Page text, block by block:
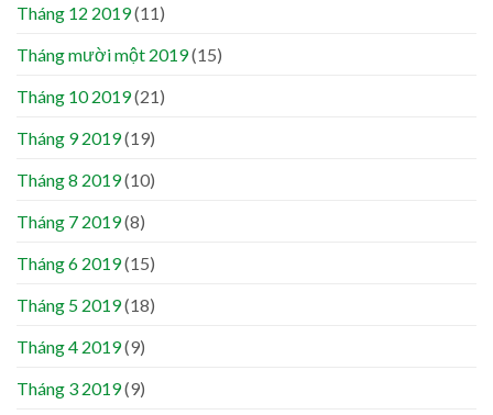
Tháng 12 2019(11)
Tháng mười một 2019(15)
Tháng 10 2019(21)
Tháng 9 2019(19)
Tháng 8 2019(10)
Tháng 7 2019(8)
Tháng 6 2019(15)
Tháng 5 2019(18)
Tháng 4 2019(9)
Tháng 3 2019(9)